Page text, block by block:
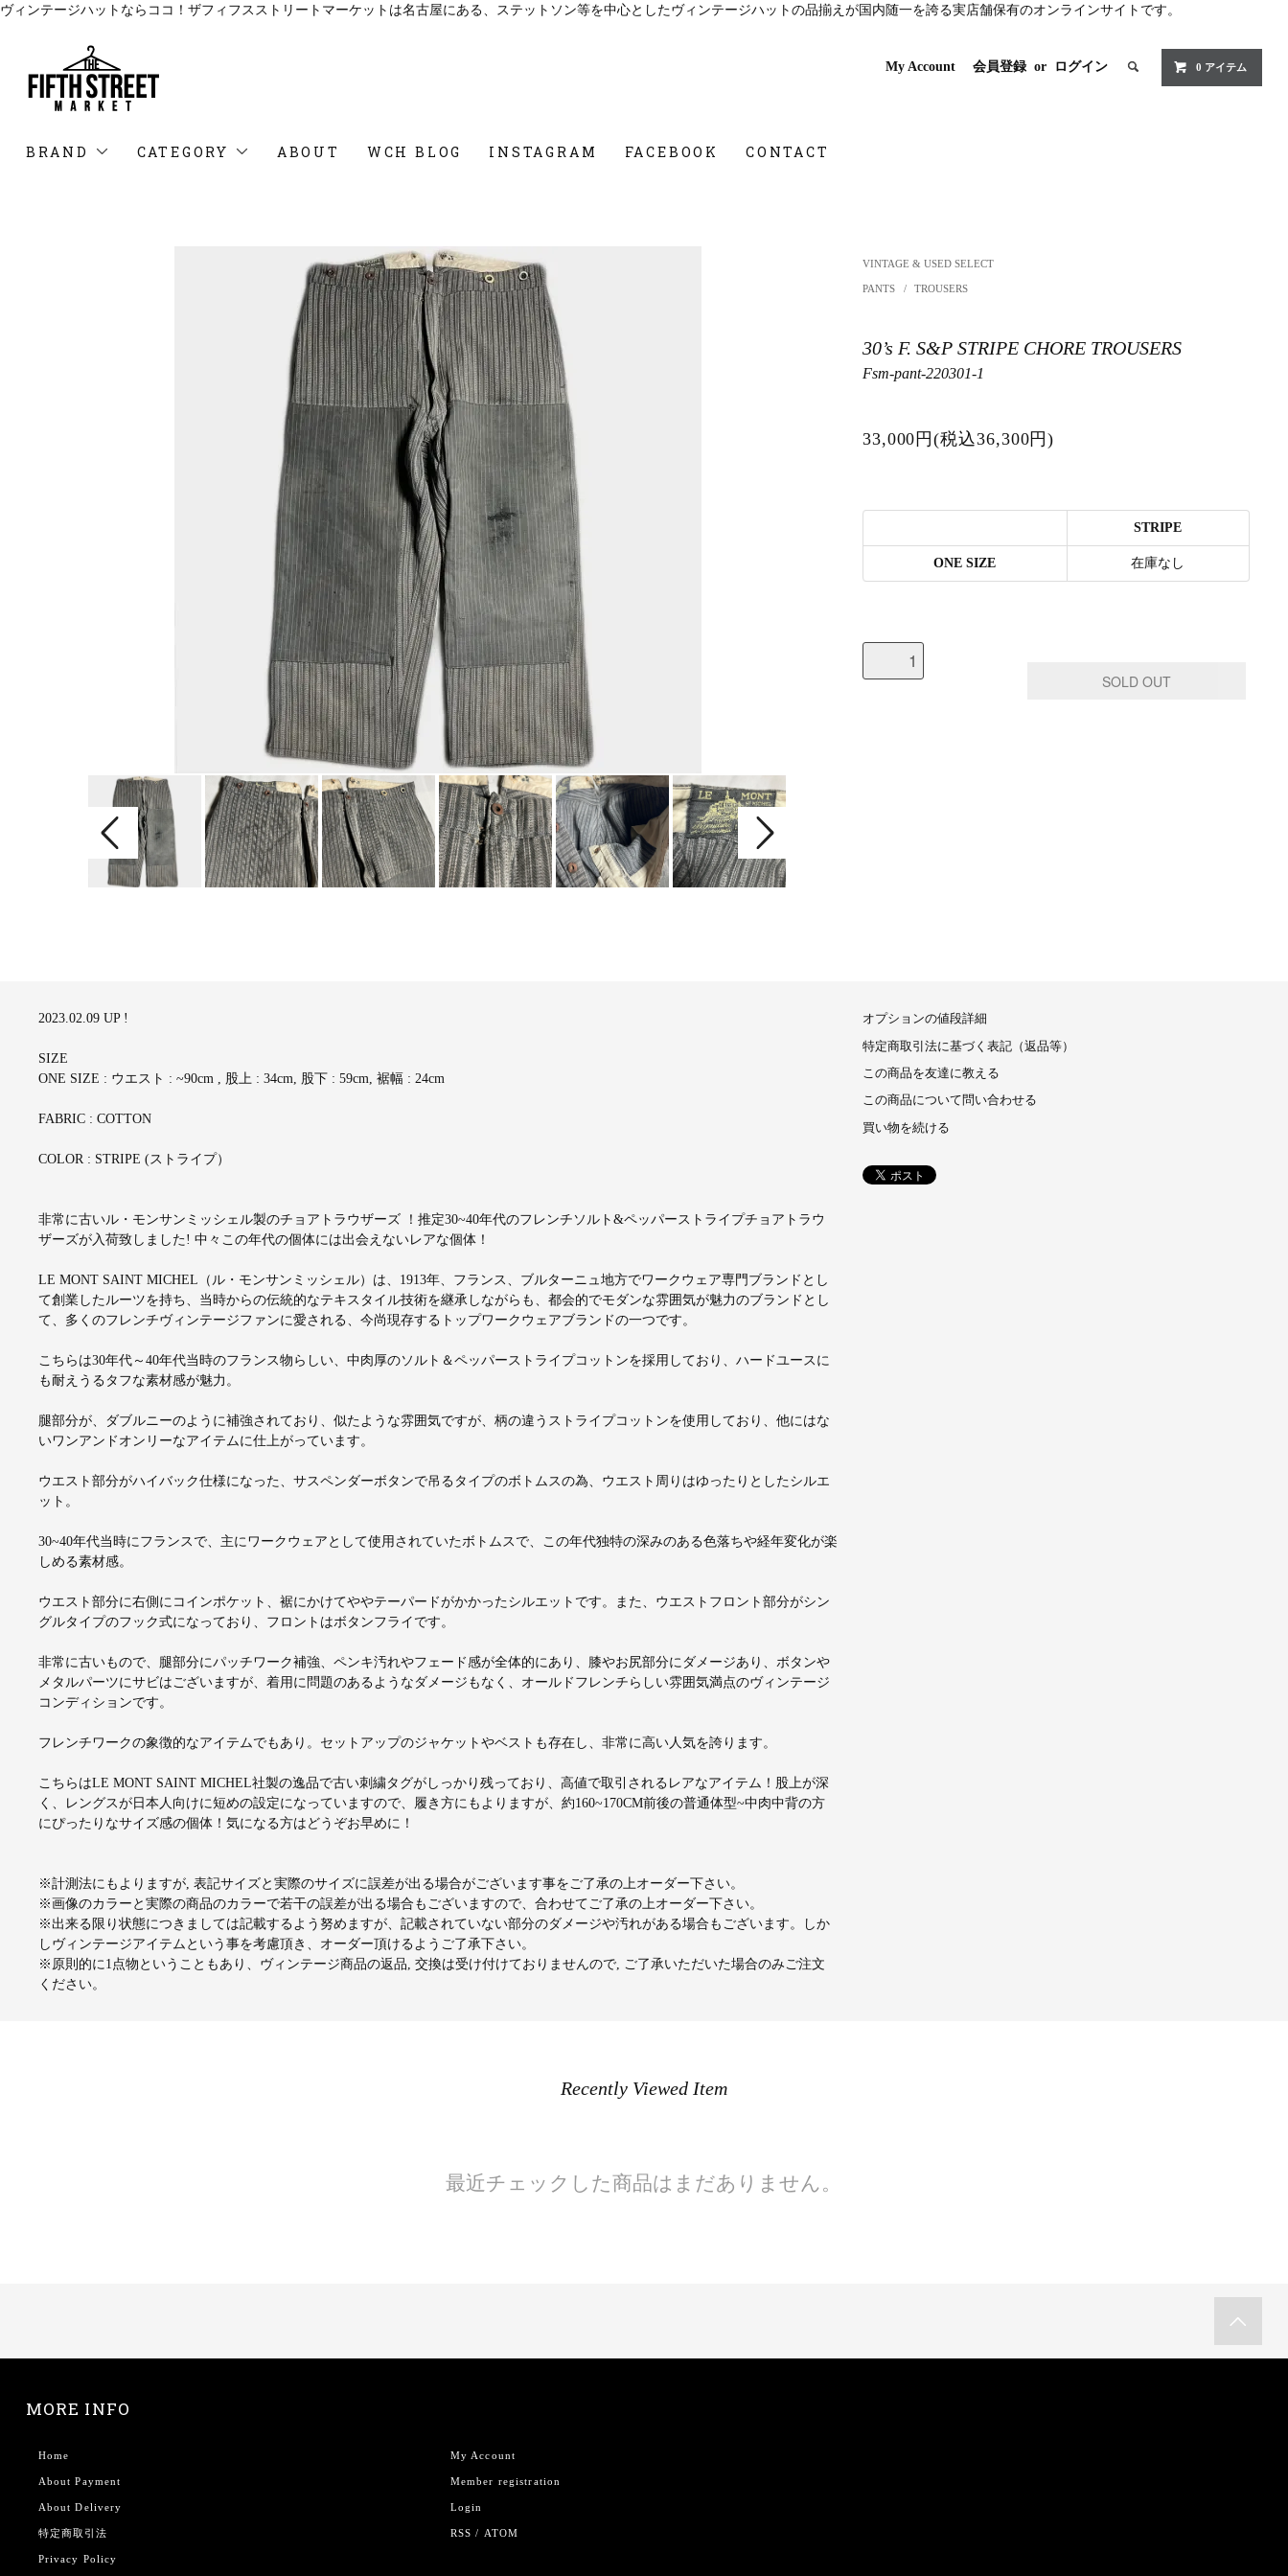
ヴィンテージハットならココ！ザフィフスストリートマーケットは名古屋にある、ステットソン等を中心としたヴィンテージハットの品揃えが国内随一を誇る実店舗保有のオンラインサイトです。
My Account 会員登録 or ログイン 0 アイテム
BRAND CATEGORY ABOUT WCH BLOG INSTAGRAM FACEBOOK CONTACT
VINTAGE & USED SELECT
PANTS / TROUSERS
30’s F. S&P STRIPE CHORE TROUSERS
Fsm-pant-220301-1
33,000円(税込36,300円)
STRIPE
ONE SIZE 在庫なし
2023.02.09 UP !
SIZE
ONE SIZE : ウエスト : ~90cm , 股上 : 34cm, 股下 : 59cm, 裾幅 : 24cm
FABRIC : COTTON
COLOR : STRIPE (ストライプ）
非常に古いル・モンサンミッシェル製のチョアトラウザーズ ！推定30~40年代のフレンチソルト&ペッパーストライプチョアトラウ
ザーズが入荷致しました! 中々この年代の個体には出会えないレアな個体！
LE MONT SAINT MICHEL（ル・モンサンミッシェル）は、1913年、フランス、ブルターニュ地方でワークウェア専門ブランドとし
て創業したルーツを持ち、当時からの伝統的なテキスタイル技術を継承しながらも、都会的でモダンな雰囲気が魅力のブランドとし
て、多くのフレンチヴィンテージファンに愛される、今尚現存するトップワークウェアブランドの一つです。
こちらは30年代～40年代当時のフランス物らしい、中肉厚のソルト＆ペッパーストライプコットンを採用しており、ハードユースに
も耐えうるタフな素材感が魅力。
腿部分が、ダブルニーのように補強されており、似たような雰囲気ですが、柄の違うストライプコットンを使用しており、他にはな
いワンアンドオンリーなアイテムに仕上がっています。
ウエスト部分がハイバック仕様になった、サスペンダーボタンで吊るタイプのボトムスの為、ウエスト周りはゆったりとしたシルエ
ット。
30~40年代当時にフランスで、主にワークウェアとして使用されていたボトムスで、この年代独特の深みのある色落ちや経年変化が楽
しめる素材感。
ウエスト部分に右側にコインポケット、裾にかけてややテーパードがかかったシルエットです。また、ウエストフロント部分がシン
グルタイプのフック式になっており、フロントはボタンフライです。
非常に古いもので、腿部分にパッチワーク補強、ペンキ汚れやフェード感が全体的にあり、膝やお尻部分にダメージあり、ボタンや
メタルパーツにサビはございますが、着用に問題のあるようなダメージもなく、オールドフレンチらしい雰囲気満点のヴィンテージ
コンディションです。
フレンチワークの象徴的なアイテムでもあり。セットアップのジャケットやベストも存在し、非常に高い人気を誇ります。
こちらはLE MONT SAINT MICHEL社製の逸品で古い刺繍タグがしっかり残っており、高値で取引されるレアなアイテム！股上が深
く、レングスが日本人向けに短めの設定になっていますので、履き方にもよりますが、約160~170CM前後の普通体型~中肉中背の方
にぴったりなサイズ感の個体！気になる方はどうぞお早めに！
※計測法にもよりますが, 表記サイズと実際のサイズに誤差が出る場合がございます事をご了承の上オーダー下さい。
※画像のカラーと実際の商品のカラーで若干の誤差が出る場合もございますので、合わせてご了承の上オーダー下さい。
※出来る限り状態につきましては記載するよう努めますが、記載されていない部分のダメージや汚れがある場合もございます。しか
しヴィンテージアイテムという事を考慮頂き、オーダー頂けるようご了承下さい。
※原則的に1点物ということもあり、ヴィンテージ商品の返品, 交換は受け付けておりませんので, ご了承いただいた場合のみご注文
ください。
オプションの値段詳細
特定商取引法に基づく表記（返品等）
この商品を友達に教える
この商品について問い合わせる
買い物を続ける
Recently Viewed Item
最近チェックした商品はまだありません。
MORE INFO
Home
About Payment
About Delivery
特定商取引法
Privacy Policy
My Account
Member registration
Login
RSS / ATOM